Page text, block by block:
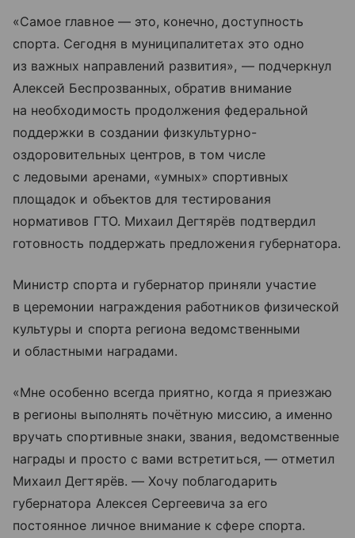
«Самое главное — это, конечно, доступность
спорта. Сегодня в муниципалитетах это одно
из важных направлений развития», — подчеркнул
Алексей Беспрозванных, обратив внимание
на необходимость продолжения федеральной
поддержки в создании физкультурно-
оздоровительных центров, в том числе
с ледовыми аренами, «умных» спортивных
площадок и объектов для тестирования
нормативов ГТО. Михаил Дегтярёв подтвердил
готовность поддержать предложения губернатора.
Министр спорта и губернатор приняли участие
в церемонии награждения работников физической
культуры и спорта региона ведомственными
и областными наградами.
«Мне особенно всегда приятно, когда я приезжаю
в регионы выполнять почётную миссию, а именно
вручать спортивные знаки, звания, ведомственные
награды и просто с вами встретиться, — отметил
Михаил Дегтярёв. — Хочу поблагодарить
губернатора Алексея Сергеевича за его
постоянное личное внимание к сфере спорта.